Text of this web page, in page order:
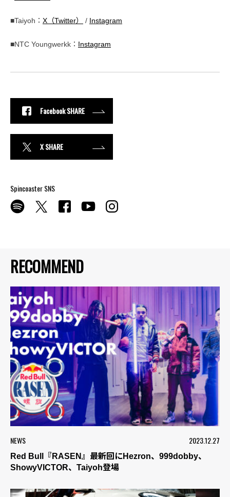
RECOMMEND
NEWS 2023.12.27
Red Bull『RASEN』最新回にHezron、999dobby、
ShowyVICTOR、Taiyoh登場
■Taiyoh： X（Twitter） / Instagram
■NTC Youngwerkk： Instagram
Facebook SHARE
X SHARE
Spincoaster SNS